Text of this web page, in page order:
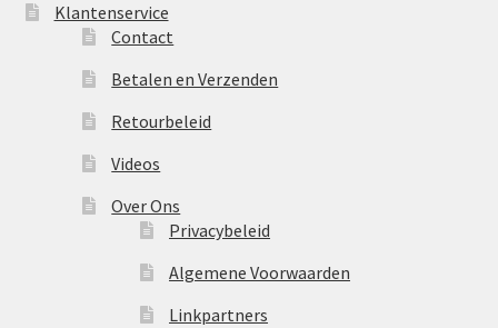
Klantenservice
Contact
Betalen en Verzenden
Retourbeleid
Videos
Over Ons
Privacybeleid
Algemene Voorwaarden
Linkpartners